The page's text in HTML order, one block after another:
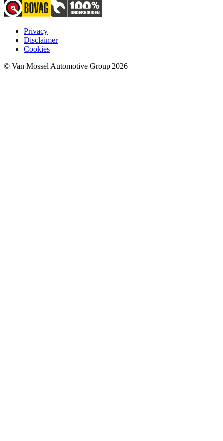
Privacy
Disclaimer
Cookies
© Van Mossel Automotive Group 2026